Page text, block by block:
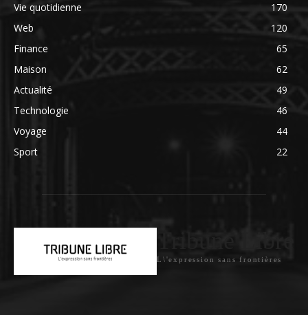
Vie quotidienne
170
Web
120
Finance
65
Maison
62
Actualité
49
Technologie
46
Voyage
44
Sport
22
Tribune Libre
L\'expression sans frontières